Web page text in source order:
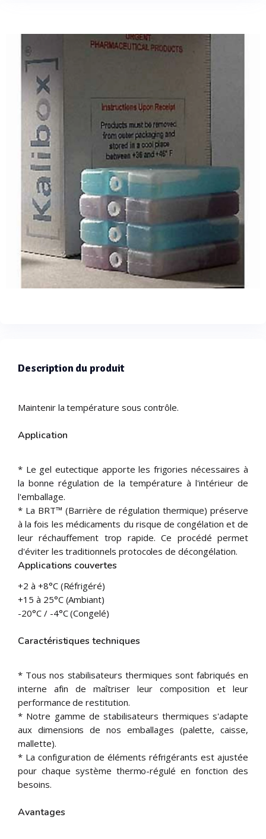
Description du produit
Maintenir la température sous contrôle.
Application
* Le gel eutectique apporte les frigories nécessaires à
la bonne régulation de la température à l'intérieur de
l'emballage.
* La BRT™ (Barrière de régulation thermique) préserve
à la fois les médicaments du risque de congélation et de
leur réchauffement trop rapide. Ce procédé permet
d'éviter les traditionnels protocoles de décongélation.
Applications couvertes
+2 à +8°C (Réfrigéré)
+15 à 25°C (Ambiant)
-20°C / -4°C (Congelé)
Caractéristiques techniques
* Tous nos stabilisateurs thermiques sont fabriqués en
interne afin de maîtriser leur composition et leur
performance de restitution.
* Notre gamme de stabilisateurs thermiques s'adapte
aux dimensions de nos emballages (palette, caisse,
mallette).
* La configuration de éléments réfrigérants est ajustée
pour chaque système thermo-régulé en fonction des
besoins.
Avantages